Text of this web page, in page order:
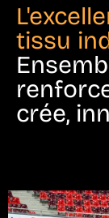
tissu
crée,